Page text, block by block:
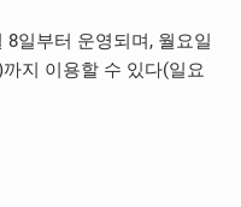
일부터 운영되며, 월요일
지 이용할 수 있다(일요